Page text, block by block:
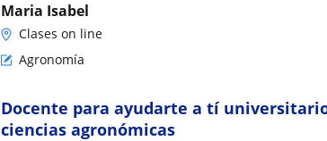
Maria Isabel
Clases on line
Agronomía
Docente para ayudarte a tí
ciencias agronómicas